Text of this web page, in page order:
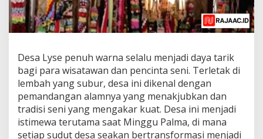
Desa Lyse penuh warna selalu menjadi daya tarik
bagi para wisatawan dan pencinta seni. Terletak di
lembah yang subur, desa ini dikenal dengan
pemandangan alamnya yang menakjubkan dan
tradisi seni yang mengakar kuat. Desa ini menjadi
istimewa terutama saat Minggu Palma, di mana
setiap sudut desa seakan bertransformasi menjadi